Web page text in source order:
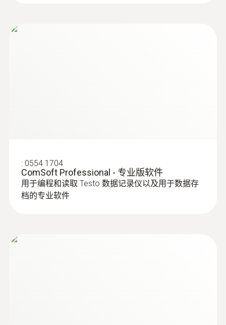
: 0554 1704
ComSoft Professional - 专业版软件
用于编程和读取 Testo 数据记录仪以及用于数据存
档的专业软件